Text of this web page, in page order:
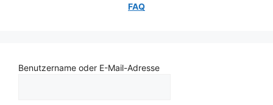
FAQ
Benutzername oder E-Mail-Adresse